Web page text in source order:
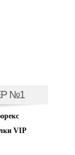
№1
VIP